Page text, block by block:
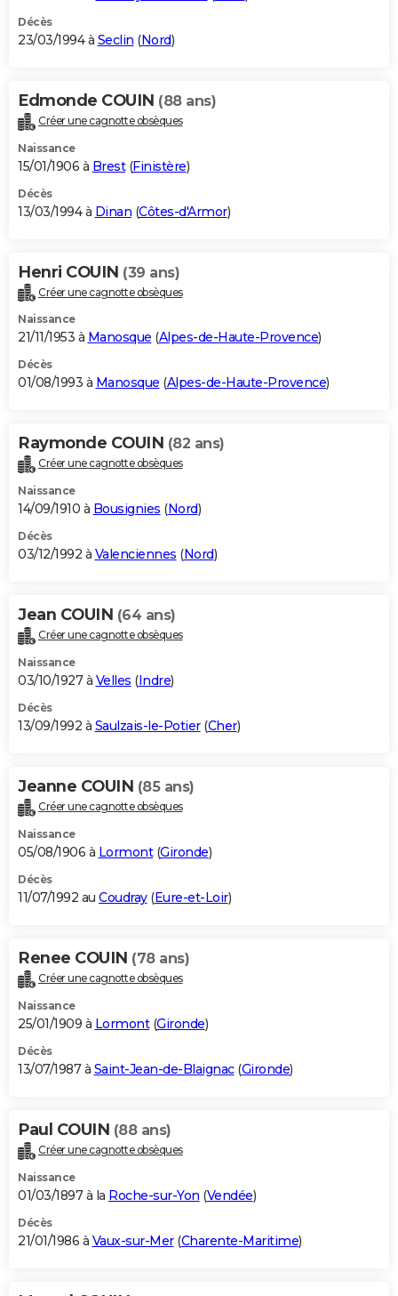
Décès
23/03/1994 à Seclin (Nord)
Edmonde COUIN (88 ans)
Créer une cagnotte obsèques
Naissance
15/01/1906 à Brest(Finistère)
Décès
13/03/1994 à Dinan (Côtes-d'Armor)
Henri COUIN (39 ans)
Créer une cagnotte obsèques
Naissance
21/11/1953 à Manosque (Alpes-de-Haute-Provence)
Décès
01/08/1993 à Manosque (Alpes-de-Haute-Provence)
Raymonde COUIN (82 ans)
Créer une cagnotte obsèques
Naissance
14/09/1910 à Bousignies (Nord)
Décès
03/12/1992 à Valenciennes (Nord)
Jean COUIN (64 ans)
Créer une cagnotte obsèques
Naissance
03/10/1927 à Velles (Indre)
Décès
13/09/1992 à Saulzais-le-Potier(Cher)
Jeanne COUIN (85 ans)
Créer une cagnotte obsèques
Naissance
05/08/1906 à Lormont(Gironde)
Décès
11/07/1992 au Coudray(Eure-et-Loir)
Renee COUIN (78 ans)
Créer une cagnotte obsèques
Naissance
25/01/1909 à Lormont(Gironde)
Décès
13/07/1987 à Saint-Jean-de-Blaignac(Gironde)
Paul COUIN (88 ans)
Créer une cagnotte obsèques
Naissance
01/03/1897 à la Roche-sur-Yon (Vendée)
Décès
21/01/1986 à Vaux-sur-Mer(Charente-Maritime)